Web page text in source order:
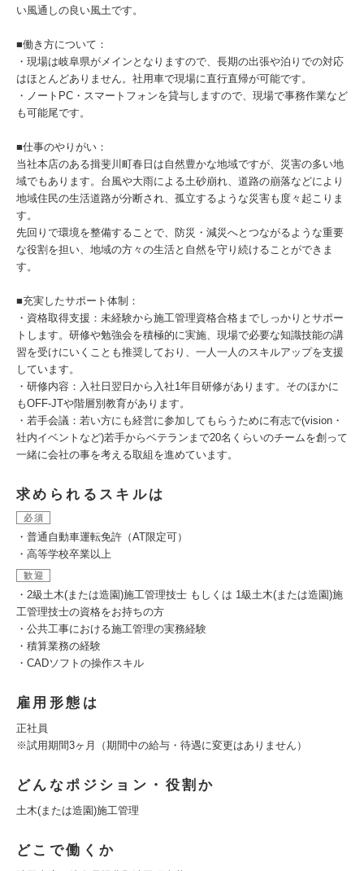
い風通しの良い風土です。
■働き方について：
・現場は岐阜県がメインとなりますので、長期の出張や泊りでの対応
はほとんどありません。社用車で現場に直行直帰が可能です。
・ノートPC・スマートフォンを貸与しますので、現場で事務作業など
も可能尾です。
■仕事のやりがい：
当社本店のある揖斐川町春日は自然豊かな地域ですが、災害の多い地
域でもあります。台風や大雨による土砂崩れ、道路の崩落などにより
地域住民の生活道路が分断され、孤立するような災害も度々起こりま
す。
先回りで環境を整備することで、防災・減災へとつながるような重要
な役割を担い、地域の方々の生活と自然を守り続けることができま
す。
■充実したサポート体制：
・資格取得支援：未経験から施工管理資格合格までしっかりとサポー
トします。研修や勉強会を積極的に実施、現場で必要な知識技能の講
習を受けにいくことも推奨しており、一人一人のスキルアップを支援
しています。
・研修内容：入社日翌日から入社1年目研修があります。そのほかに
もOFF-JTや階層別教育があります。
・若手会議：若い方にも経営に参加してもらうために有志で(vision・
社内イベントなど)若手からベテランまで20名くらいのチームを創って
一緒に会社の事を考える取組を進めています。
求められるスキルは
必須
・普通自動車運転免許（AT限定可）
・高等学校卒業以上
歓迎
・2級土木(または造園)施工管理技士 もしくは 1級土木(または造園)施
工管理技士の資格をお持ちの方
・公共工事における施工管理の実務経験
・積算業務の経験
・CADソフトの操作スキル
雇用形態は
正社員
※試用期間3ヶ月（期間中の給与・待遇に変更はありません）
どんなポジション・役割か
土木(または造園)施工管理
どこで働くか